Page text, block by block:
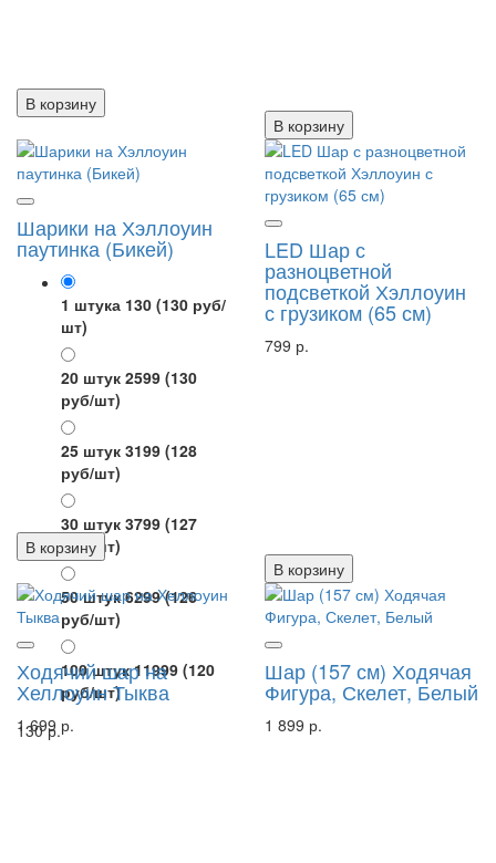
В корзину
В корзину
Шарики на Хэллоуин
паутинка (Бикей)
1 штука 130 (130 руб/
шт)
20 штук 2599 (130
руб/шт)
25 штук 3199 (128
руб/шт)
30 штук 3799 (127
руб/шт)
50 штук 6299(126
руб/шт)
100 штук 11999 (120
руб/шт)
130 р.
В корзину
LED Шар с
разноцветной
подсветкой Хэллоуин
с грузиком (65 см)
799 р.
В корзину
Ходячий шар на
Хеллоуин Тыква
1 699 р.
Шар (157 см) Ходячая
Фигура, Скелет, Белый
1 899 р.